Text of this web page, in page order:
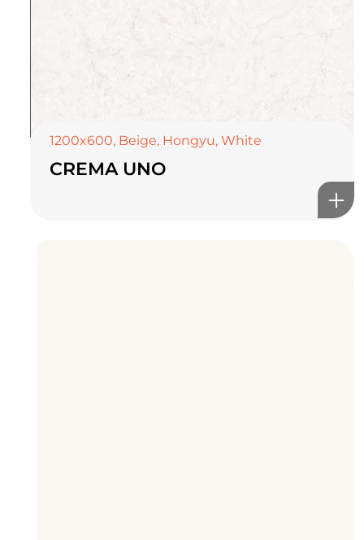
1200x600, Beige, Hongyu, White
CREMA UNO